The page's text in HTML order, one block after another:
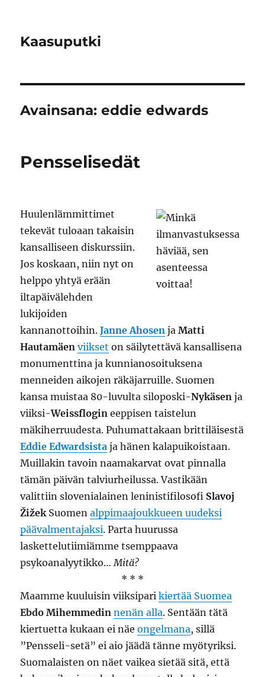
Kaasuputki
Avainsana:eddie edwards
Pensselisedät
Huulenlämmittimet
tekevät tuloaan takaisin
kansalliseen diskurssiin.
Jos koskaan, niin nyt on
helppo yhtyä erään
iltapäivälehden
lukijoiden
kannanottoihin.Janne Ahosen jaMatti
Hautamäen viikset on säilytettävä kansallisena
monumenttina ja kunnianosoituksena
menneiden aikojen räkäjarruille. Suomen
kansa muistaa 80-luvulta siloposki-Nykäsen ja
viiksi-Weissflogin eeppisen taistelun
mäkiherruudesta. Puhumattakaan brittiläisestä
Eddie Edwardsista ja hänen kalapuikoistaan.
Muillakin tavoin naamakarvat ovat pinnalla
tämän päivän talviurheilussa. Vastikään
valittiin slovenialainen leninistifilosofi Slavoj
ŽižekSuomenalppimaajoukkueen uudeksi
päävalmentajaksi. Parta huurussa
laskettelutiimiämme tsemppaava
psykoanalyytikko…Mitä?
* * *
Maamme kuuluisin viiksiparikiertää Suomea
Ebdo Mihemmedin nenän alla. Sentään tätä
kiertuetta kukaan ei näeongelmana, sillä
”Pensseli-setä” ei aio jäädä tänne myötyriksi.
Suomalaisten on näet vaikea sietää sitä, että